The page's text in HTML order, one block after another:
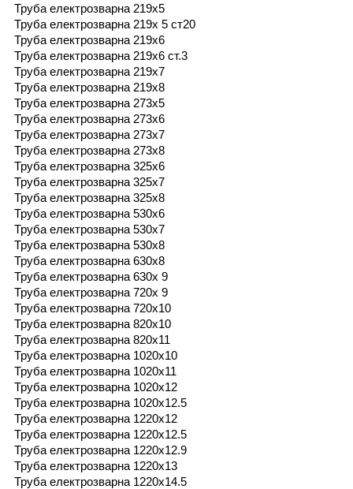
Труба електрозварна 219х5
Труба електрозварна 219х 5 ст20
Труба електрозварна 219х6
Труба електрозварна 219х6 ст.3
Труба електрозварна 219х7
Труба електрозварна 219х8
Труба електрозварна 273х5
Труба електрозварна 273х6
Труба електрозварна 273х7
Труба електрозварна 273х8
Труба електрозварна 325х6
Труба електрозварна 325х7
Труба електрозварна 325х8
Труба електрозварна 530х6
Труба електрозварна 530х7
Труба електрозварна 530х8
Труба електрозварна 630х8
Труба електрозварна 630х 9
Труба електрозварна 720х 9
Труба електрозварна 720х10
Труба електрозварна 820х10
Труба електрозварна 820x11
Труба електрозварна 1020x10
Труба електрозварна 1020x11
Труба електрозварна 1020x12
Труба електрозварна 1020x12.5
Труба електрозварна 1220x12
Труба електрозварна 1220x12.5
Труба електрозварна 1220x12.9
Труба електрозварна 1220x13
Труба електрозварна 1220x14.5